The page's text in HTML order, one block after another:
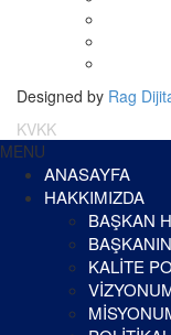
Designed by Rag
KVKK
MENU
ANASAYFA
HAKKIMIZDA
BAŞKAN
KALİTE